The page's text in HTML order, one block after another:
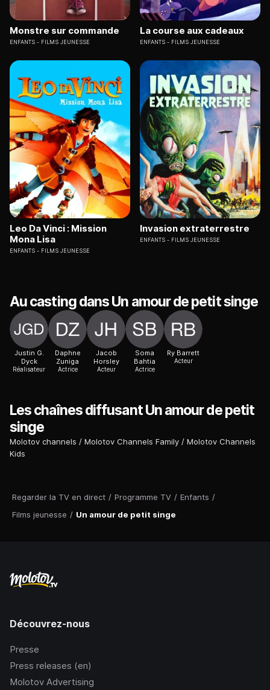
Regarder la TV en direct / Programme TV / Enfants /
Films jeunesse / Un amour de petit singe
Monstre sur commande
ENFANTS FILMS JEUNESSE
La course aux cadeaux
ENFANTS FILMS JEUNESSE
Leo Da Vinci : Mission
Mona Lisa
ENFANTS FILMS JEUNESSE
Invasion extraterrestre
ENFANTS FILMS JEUNESSE
Au casting dans Un amour de petit singe
Justin G.
Dyck
Réalisateur
Daphne
Zuniga
Actrice
Jacob
Horsley
Acteur
Soma
Bahtia
Actrice
Ry Barrett
Acteur
Les chaînes diffusant Un amour de petit
singe
Molotov channels Molotov Channels Family
Molotov Channels
Kids
Découvrez-nous
Presse
Press releases (en)
Molotov Advertising